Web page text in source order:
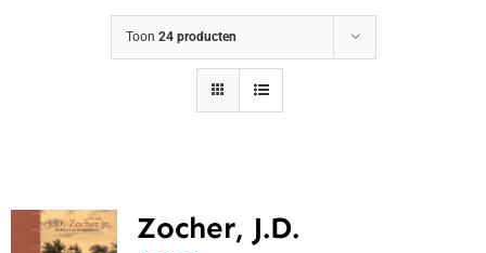
Toon 24 producten
Zocher, J.D.